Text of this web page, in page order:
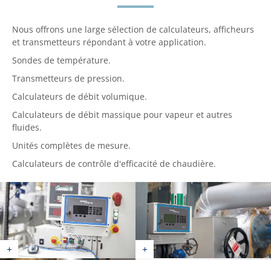
Nous offrons une large sélection de calculateurs, afficheurs
et transmetteurs répondant à votre application.
Sondes de température.
Transmetteurs de pression.
Calculateurs de débit volumique.
Calculateurs de débit massique pour vapeur et autres
fluides.
Unités complètes de mesure.
Calculateurs de contrôle d'efficacité de chaudière.